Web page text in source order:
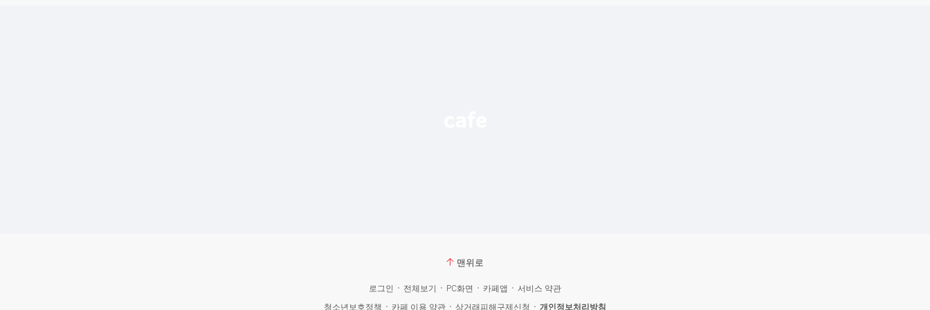
맨위로
로그인 전체보기 PC화면 카페앱
서비스 약관
청소년보호정책
카페 이용 약관 상거래피해구제신청 개인정보처리방침